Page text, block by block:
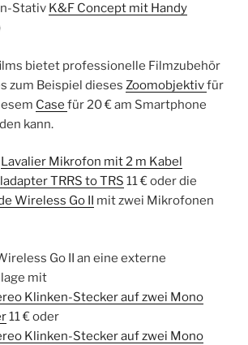
Stativ K&F Concept mit Handy
bietet professionelle Filmzubehör
zum Beispiel dieses Zoomobjektivfür
Case für 20 € am Smartphone
kann.
Lavalier Mikrofon mit 2 m Kabel
TRRS to TRS 11 € oder die
Wireless Go II mit zwei Mikrofonen
Go II an eine externe
mit
Klinken-Stecker auf zwei Mono
11 € oder
Klinken-Stecker auf zwei Mono